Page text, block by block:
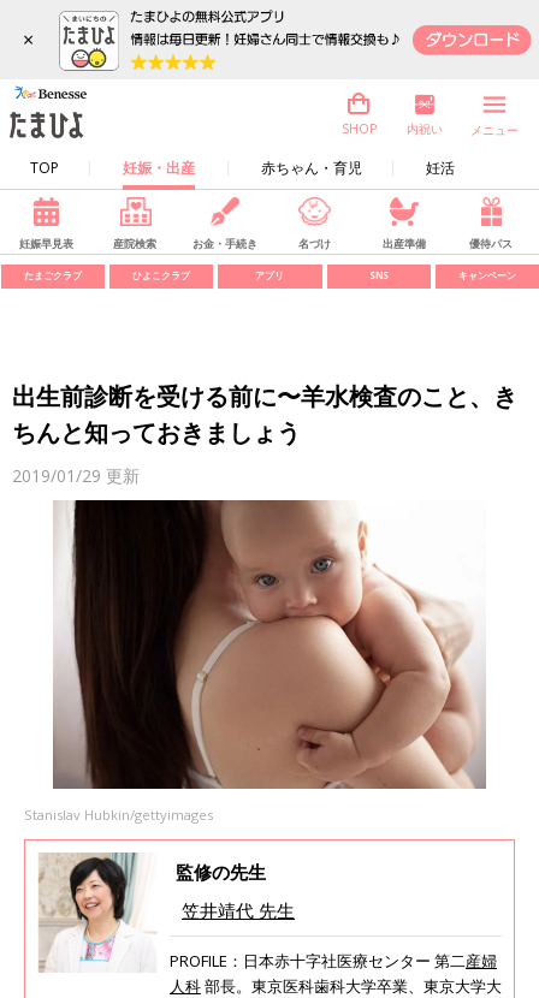
×
TOP 妊娠・出産 赤ちゃん・育児 妊活
SHOP 内祝い メニュー
妊娠早見表 産院検索 お金・手続き 名づけ 出産準備 優待パス
たまごクラブ ひよこクラブ アプリ SNS キャンペーン
出生前診断を受ける前に〜羊水検査のこと、き
ちんと知っておきましょう
2019/01/29 更新
Stanislav Hubkin/gettyimages
監修の先生
笠井靖代 先生
PROFILE：日本赤十字社医療センター 第二産婦
人科部長。東京医科歯科大学卒業、東京大学大